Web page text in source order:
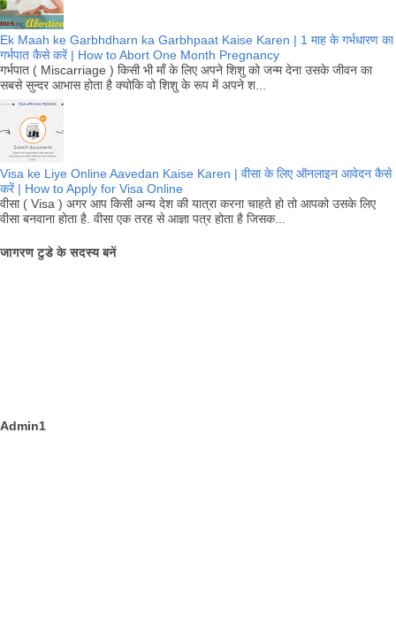
Ek Maah ke Garbhdharn ka Garbhpaat Kaise Karen | 1 माह के गर्भधारण का
गर्भपात कैसे करें | How to Abort One Month Pregnancy
गर्भपात ( Miscarriage ) किसी भी माँ के लिए अपने शिशु को जन्म देना उसके जीवन का
सबसे सुन्दर आभास होता है क्योकि वो शिशु के रूप में अपने श...
Visa ke Liye Online Aavedan Kaise Karen | वीसा के लिए ऑनलाइन आवेदन कैसे
करें | How to Apply for Visa Online
वीसा ( Visa ) अगर आप किसी अन्य देश की यात्रा करना चाहते हो तो आपको उसके लिए
वीसा बनवाना होता है. वीसा एक तरह से आज्ञा पत्र होता है जिसक...
जागरण टुडे के सदस्य बनें
Admin1